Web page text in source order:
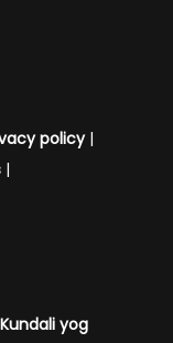
policy|
|
yog